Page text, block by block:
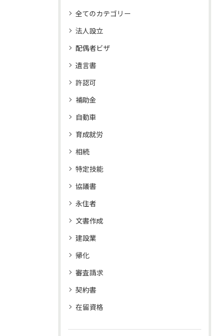
全てのカテゴリー
法人設立
配偶者ビザ
遺言書
許認可
補助金
自動車
育成就労
相続
特定技能
協議書
永住者
文書作成
建設業
帰化
審査請求
契約書
在留資格